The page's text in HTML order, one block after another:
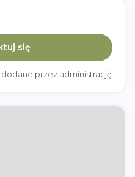
się
przez administrację